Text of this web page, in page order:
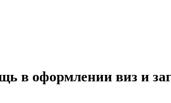
в оформлении виз и